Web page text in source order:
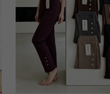
wówczas, gdy wyrazili
wyraźnie
promocjach,
Państwa prywatności,